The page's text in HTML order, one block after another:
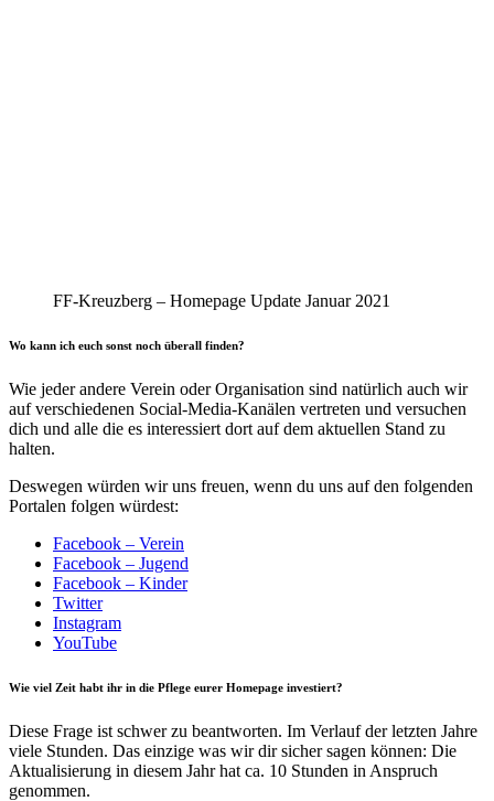
FF-Kreuzberg – Homepage Update Januar 2021
Wo kann ich euch sonst noch überall finden?
Wie jeder andere Verein oder Organisation sind natürlich auch wir
auf verschiedenen Social-Media-Kanälen vertreten und versuchen
dich und alle die es interessiert dort auf dem aktuellen Stand zu
halten.
Deswegen würden wir uns freuen, wenn du uns auf den folgenden
Portalen folgen würdest:
Facebook – Verein
Facebook – Jugend
Facebook – Kinder
Twitter
Instagram
YouTube
Wie viel Zeit habt ihr in die Pflege eurer Homepage investiert?
Diese Frage ist schwer zu beantworten. Im Verlauf der letzten Jahre
viele Stunden. Das einzige was wir dir sicher sagen können: Die
Aktualisierung in diesem Jahr hat ca. 10 Stunden in Anspruch
genommen.